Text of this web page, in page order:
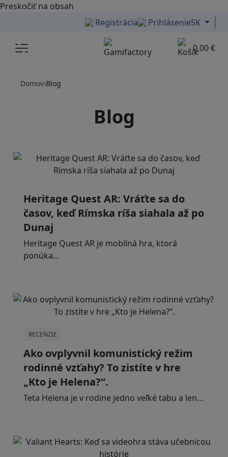
Preskočiť na obsah
Registrácia
PrihlásenieSK
Menu
0,00 €
Domov›Blog
Blog
Heritage Quest AR: Vráťte sa do
časov, keď Rímska ríša siahala až po
Dunaj
Heritage Quest AR je mobilná hra, ktorá
ponúka…
RECENZIE
Ako ovplyvnil komunistický režim
rodinné vzťahy? To zistíte v hre
„Kto je Helena?“.
Teta Helena je v rodine jedno veľké tabu a len…